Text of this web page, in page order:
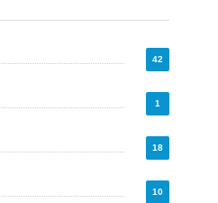
42
1
18
10